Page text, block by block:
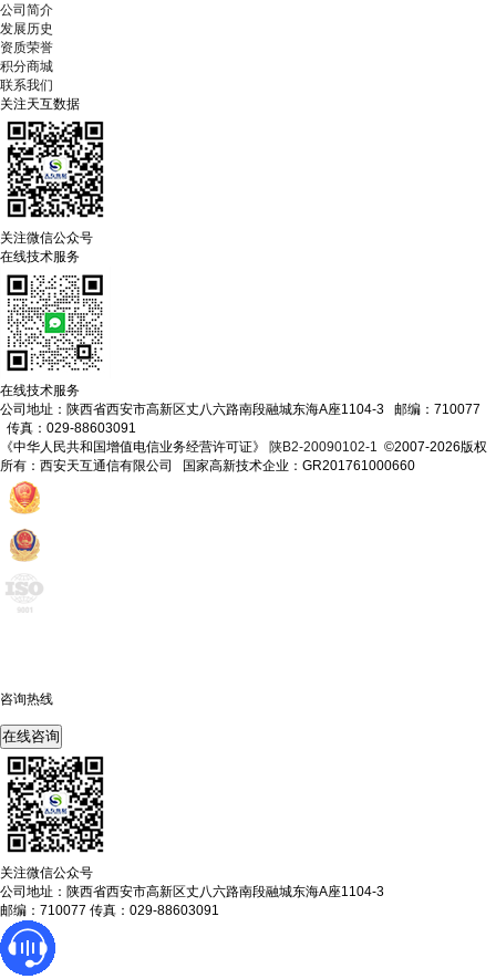
公司简介
发展历史
资质荣誉
积分商城
联系我们
关注天互数据
关注微信公众号
在线技术服务
在线技术服务
公司地址：陕西省西安市高新区丈八六路南段融城东海A座1104-3 邮编：710077
传真：029-88603091
《中华人民共和国增值电信业务经营许可证》 陕B2-20090102-1
©2007-2026版权
所有：西安天互通信有限公司 国家高新技术企业：GR201761000660
咨询热线
在线咨询
关注微信公众号
公司地址：陕西省西安市高新区丈八六路南段融城东海A座1104-3
邮编：710077 传真：029-88603091